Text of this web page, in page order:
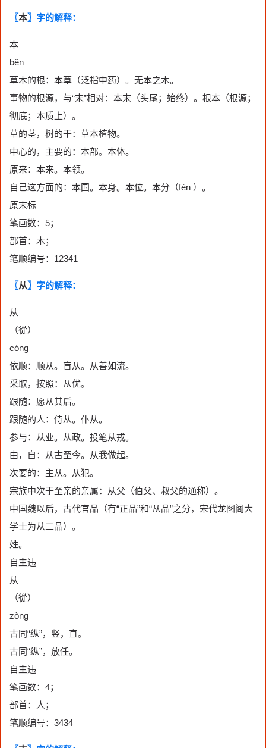
〖本〗字的解释：
本
běn
草木的根：本草（泛指中药）。无本之木。
事物的根源，与“末”相对：本末（头尾；始终）。根本（根源；
彻底；本质上）。
草的茎，树的干：草本植物。
中心的，主要的：本部。本体。
原来：本来。本领。
自己这方面的：本国。本身。本位。本分（fèn ）。
原末标
笔画数：5；
部首：木；
笔顺编号：12341
〖从〗字的解释：
从
（從）
cóng
依顺：顺从。盲从。从善如流。
采取，按照：从优。
跟随：愿从其后。
跟随的人：侍从。仆从。
参与：从业。从政。投笔从戎。
由，自：从古至今。从我做起。
次要的：主从。从犯。
宗族中次于至亲的亲属：从父（伯父、叔父的通称）。
中国魏以后，古代官品（有“正品”和“从品”之分，宋代龙图阁大
学士为从二品）。
姓。
自主违
从
（從）
zòng
古同“纵”，竖，直。
古同“纵”，放任。
自主违
笔画数：4；
部首：人；
笔顺编号：3434